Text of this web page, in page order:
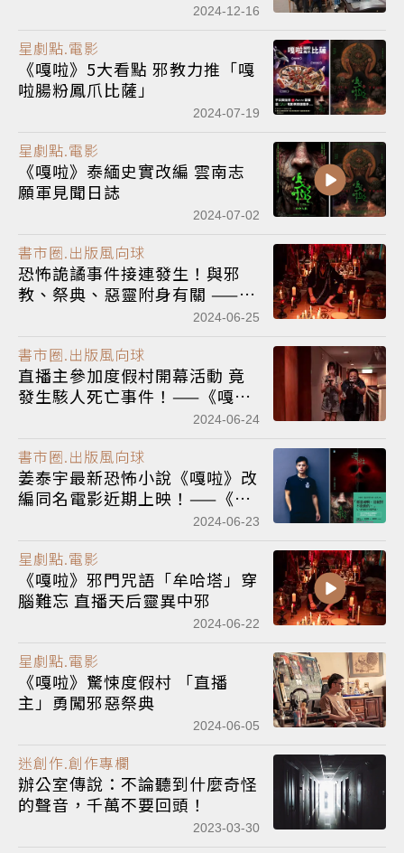
2024-12-16
星劇點.電影
《嘎啦》5大看點 邪教力推「嘎
啦腸粉鳳爪比薩」
2024-07-19
星劇點.電影
《嘎啦》泰緬史實改編 雲南志
願軍見聞日誌
2024-07-02
書市圈.出版風向球
恐怖詭譎事件接連發生！與邪
教、祭典、惡靈附身有關 ——
2024-06-25
書市圈.出版風向球
直播主參加度假村開幕活動 竟
發生駭人死亡事件！——《嘎
2024-06-24
書市圈.出版風向球
姜泰宇最新恐怖小說《嘎啦》改
編同名電影近期上映！——《嘎
2024-06-23
星劇點.電影
《嘎啦》邪門咒語「牟哈塔」穿
腦難忘 直播天后靈異中邪
2024-06-22
星劇點.電影
《嘎啦》驚悚度假村 「直播
主」勇闖邪惡祭典
2024-06-05
迷創作.創作專欄
辦公室傳說：不論聽到什麼奇怪
的聲音，千萬不要回頭！
2023-03-30